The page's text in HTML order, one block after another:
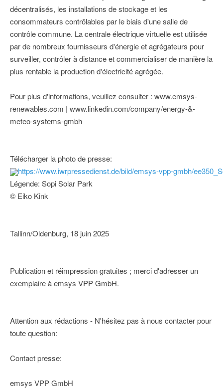
décentralisés, les installations de stockage et les
consommateurs contrôlables par le biais d'une salle de
contrôle commune. La centrale électrique virtuelle est utilisée
par de nombreux fournisseurs d'énergie et agrégateurs pour
surveiller, contrôler à distance et commercialiser de manière la
plus rentable la production d'électricité agrégée.
Pour plus d'informations, veuillez consulter : www.emsys-
renewables.com | www.linkedin.com/company/energy-&-
meteo-systems-gmbh
Télécharger la photo de presse:
https://www.iwrpressedienst.de/bild/emsys-vpp-gmbh/
Légende: Sopi Solar Park
© Eiko Kink
Tallinn/Oldenburg, 18 juin 2025
Publication et réimpression gratuites ; merci d'adresser un
exemplaire à emsys VPP GmbH.
Attention aux rédactions - N'hésitez pas à nous contacter pour
toute question:
Contact presse:
emsys VPP GmbH